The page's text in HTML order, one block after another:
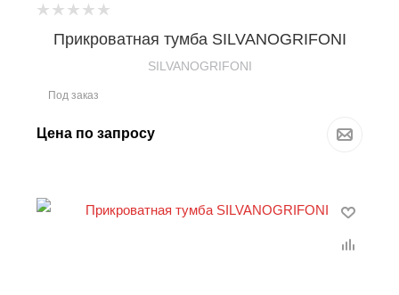
Прикроватная тумба SILVANOGRIFONI
SILVANOGRIFONI
Под заказ
Цена по запросу